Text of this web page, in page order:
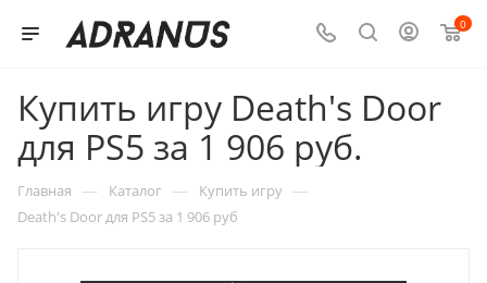
0
Купить игру Death's Door
для PS5 за 1 906 руб.
Главная — Каталог — Купить игру —
Death's Door для PS5 за 1 906 руб